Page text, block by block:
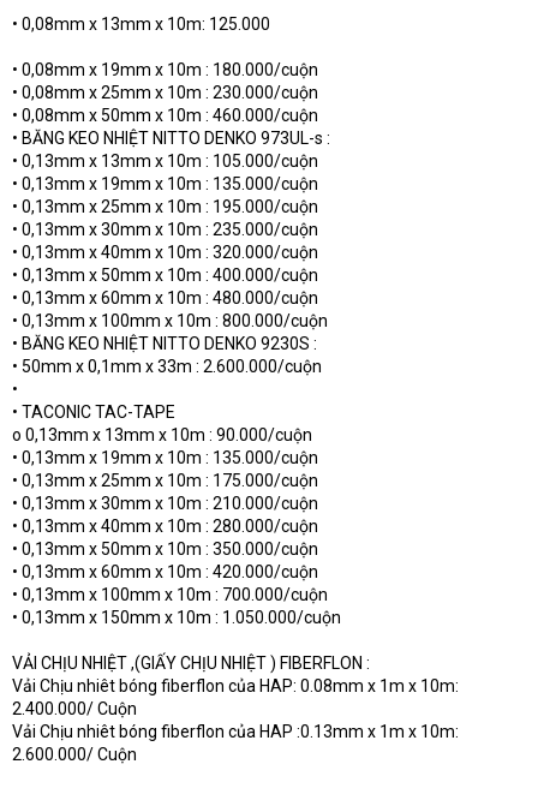
• 0,08mm x 13mm x 10m: 125.000
• 0,08mm x 19mm x 10m : 180.000/cuộn
• 0,08mm x 25mm x 10m : 230.000/cuộn
• 0,08mm x 50mm x 10m : 460.000/cuộn
• BĂNG KEO NHIỆT NITTO DENKO 973UL-s :
• 0,13mm x 13mm x 10m : 105.000/cuộn
• 0,13mm x 19mm x 10m : 135.000/cuộn
• 0,13mm x 25mm x 10m : 195.000/cuộn
• 0,13mm x 30mm x 10m : 235.000/cuộn
• 0,13mm x 40mm x 10m : 320.000/cuộn
• 0,13mm x 50mm x 10m : 400.000/cuộn
• 0,13mm x 60mm x 10m : 480.000/cuộn
• 0,13mm x 100mm x 10m : 800.000/cuộn
• BĂNG KEO NHIỆT NITTO DENKO 9230S :
• 50mm x 0,1mm x 33m : 2.600.000/cuộn
•
• TACONIC TAC-TAPE
o 0,13mm x 13mm x 10m : 90.000/cuộn
• 0,13mm x 19mm x 10m : 135.000/cuộn
• 0,13mm x 25mm x 10m : 175.000/cuộn
• 0,13mm x 30mm x 10m : 210.000/cuộn
• 0,13mm x 40mm x 10m : 280.000/cuộn
• 0,13mm x 50mm x 10m : 350.000/cuộn
• 0,13mm x 60mm x 10m : 420.000/cuộn
• 0,13mm x 100mm x 10m : 700.000/cuộn
• 0,13mm x 150mm x 10m : 1.050.000/cuộn
VẢI CHỊU NHIỆT ,(GIẤY CHỊU NHIỆT ) FIBERFLON :
Vải Chịu nhiêt bóng fiberflon của HAP: 0.08mm x 1m x 10m:
2.400.000/ Cuộn
Vải Chịu nhiêt bóng fiberflon của HAP :0.13mm x 1m x 10m:
2.600.000/ Cuộn